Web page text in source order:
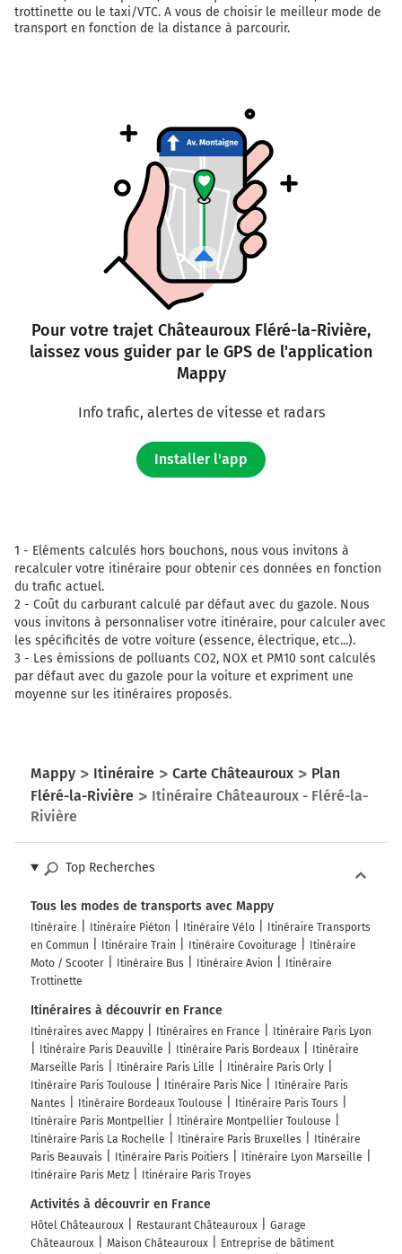
trottinette ou le taxi/VTC. A vous de choisir le meilleur mode de
transport en fonction de la distance à parcourir.
Pour votre trajet Châteauroux Fléré-la-Rivière,
laissez vous guider par le GPS de l'application
Mappy
Info trafic, alertes de vitesse et radars
Installer l'app
1 - Eléments calculés hors bouchons, nous vous invitons à
recalculer votre itinéraire pour obtenir ces données en fonction
du trafic actuel.
2 - Coût du carburant calculé par défaut avec du gazole. Nous
vous invitons à personnaliser votre itinéraire, pour calculer avec
les spécificités de votre voiture (essence, électrique, etc...).
3 - Les émissions de polluants CO2, NOX et PM10 sont calculés
par défaut avec du gazole pour la voiture et expriment une
moyenne sur les itinéraires proposés.
Mappy Itinéraire Carte Châteauroux
Plan
Fléré-la-Rivière
Itinéraire Châteauroux - Fléré-la-
Rivière
Top Recherches
Tous les modes de transports avec Mappy
Itinéraire Itinéraire Piéton Itinéraire Vélo
Itinéraire Transports
en Commun
Itinéraire Train Itinéraire Covoiturage
Itinéraire
Moto / Scooter
Itinéraire Bus Itinéraire Avion
Itinéraire
Trottinette
Itinéraires à découvrir en France
Itinéraires avec Mappy Itinéraires en France
Itinéraire Paris Lyon
Itinéraire Paris Deauville
Itinéraire Paris Bordeaux
Itinéraire
Marseille Paris
Itinéraire Paris Lille
Itinéraire Paris Orly
Itinéraire Paris Toulouse
Itinéraire Paris Nice
Itinéraire Paris
Nantes
Itinéraire Bordeaux Toulouse
Itinéraire Paris Tours
Itinéraire Paris Montpellier
Itinéraire Montpellier Toulouse
Itinéraire Paris La Rochelle
Itinéraire Paris Bruxelles
Itinéraire
Paris Beauvais
Itinéraire Paris Poitiers
Itinéraire Lyon Marseille
Itinéraire Paris Metz
Itinéraire Paris Troyes
Activités à découvrir en France
Hôtel Châteauroux Restaurant Châteauroux
Garage
Châteauroux
Maison Châteauroux
Entreprise de bâtiment